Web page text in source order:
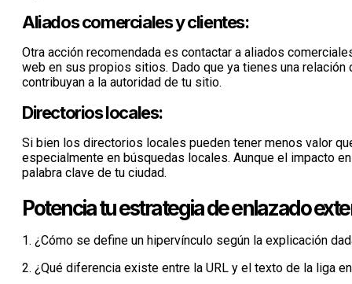
Aliados comerciales y clientes:
Otra acción recomendada es contactar a aliados
web en sus propios sitios. Dado que ya tienes una
contribuyan a la autoridad de tu sitio.
Directorios locales:
Si bien los directorios locales pueden tener menos valor
especialmente en búsquedas locales. Aunque el impacto
palabra clave de tu ciudad.
Potencia tu estrategia de enlazado
1. ¿Cómo se define un hipervínculo según la explicación
2. ¿Qué diferencia existe entre la URL y el texto de la liga